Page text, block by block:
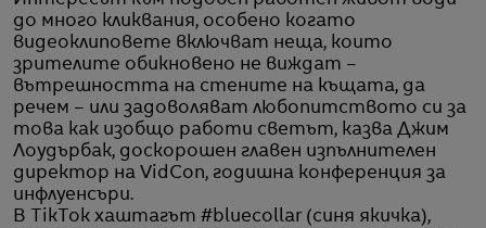
до много кликвания, особено когато
видеоклиповете включват неща, които
зрителите обикновено не виждат –
вътрешността на стените на къщата, да
речем – или задоволяват любопитството си за
това как изобщо работи светът, казва Джим
Лоудърбак, доскорошен главен изпълнителен
директор на VidCon, годишна конференция за
инфлуенсъри.
В TikTok хаштагът #bluecollar (синя якичка),